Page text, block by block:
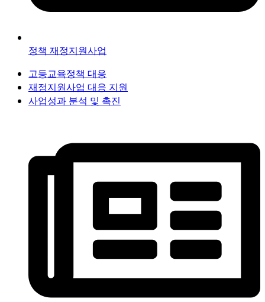
정책 재정지원사업
고등교육정책 대응
재정지원사업 대응 지원
사업성과 분석 및 촉진